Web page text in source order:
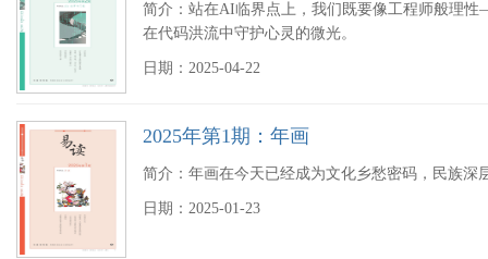
简介：站在AI临界点上，我们既要像工程师般理
在代码洪流中守护心灵的微光。
日期：2025-04-22
2025年第1期：年画
简介：年画在今天已经成为文化乡愁密码，民族深
日期：2025-01-23